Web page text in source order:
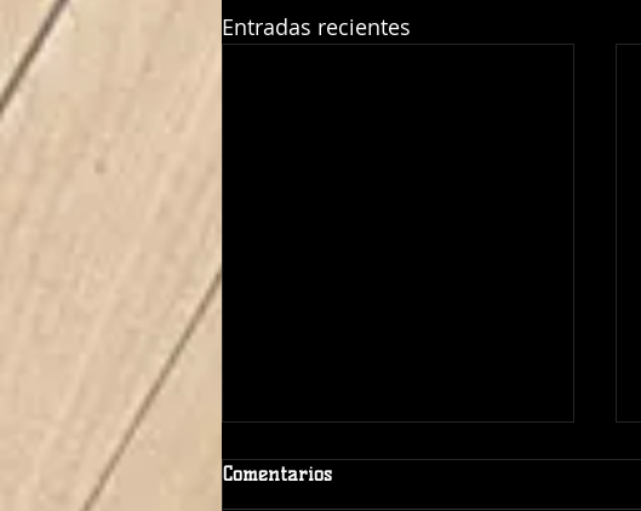
Entradas recientes
Comentarios